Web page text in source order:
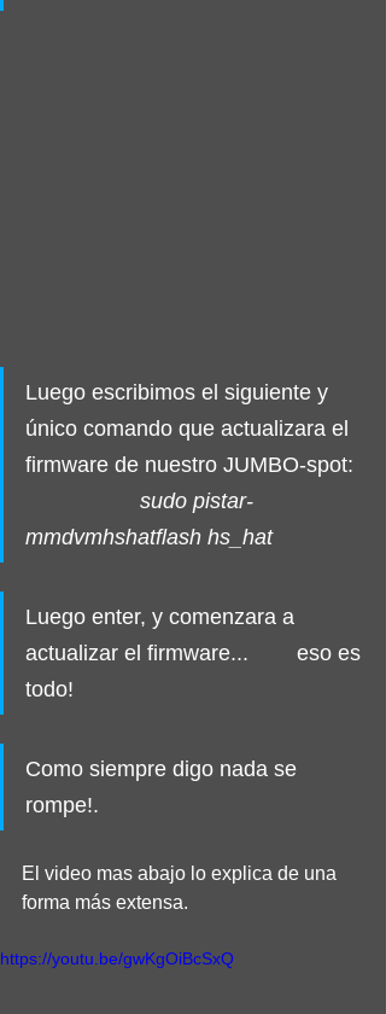
Luego escribimos el siguiente y
único comando que actualizara el
firmware de nuestro JUMBO-spot:
sudo pistar-
mmdvmhshatflash hs_hat
Luego enter, y comenzara a
actualizar el firmware...        eso es
todo!
Como siempre digo nada se
rompe!.
El video mas abajo lo explica de una
forma más extensa.
https://youtu.be/gwKgOiBcSxQ